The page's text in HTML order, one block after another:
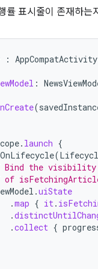
률 표시줄이 존재하는
: AppCompatActivity
:
(
. launch {
(
the visibility
.uiState
.map { it.
.
.collect {